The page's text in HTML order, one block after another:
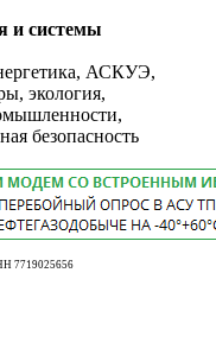
и системы
АСКУЭ,
экология,
безопасность
7719025656